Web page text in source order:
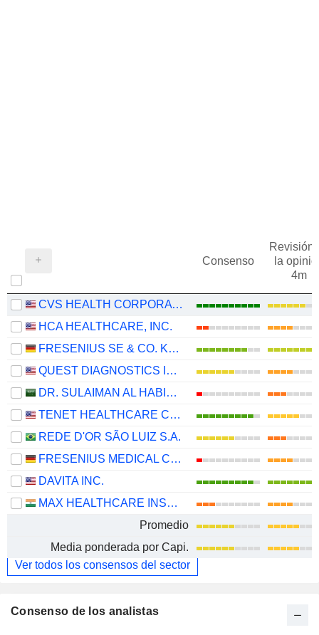
Consenso
Revisión
la
4m
CVS HEALTH CORPORATION
HCA HEALTHCARE, INC.
FRESENIUS SE & CO. KGAA
QUEST DIAGNOSTICS INCORPORATED
DR. SULAIMAN AL HABIB MEDICAL SERVICES GROUP COMPANY
TENET HEALTHCARE CORPORATION
REDE D'OR SÃO LUIZ S.A.
FRESENIUS MEDICAL CARE AG
DAVITA INC.
MAX HEALTHCARE INSTITUTE LIMITED
Promedio
Media ponderada por Capi.
Ver todos los consensos del sector
Consenso de los analistas